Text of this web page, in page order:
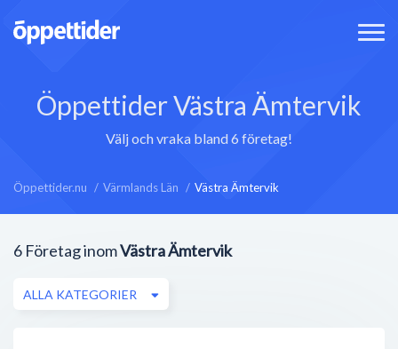
Öppettider Västra Ämtervik
Välj och vraka bland 6 företag!
Öppettider.nu Värmlands Län Västra Ämtervik
6 Företag inomVästra Ämtervik
ALLA KATEGORIER